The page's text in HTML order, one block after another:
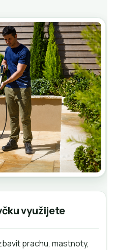
využijete
prachu, mastnoty,